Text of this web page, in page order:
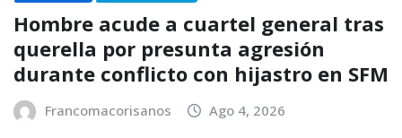
Hombre acude a cuartel general tras
querella por presunta agresión
durante conflicto con hijastro en SFM
Francomacorisanos Ago 4, 2026